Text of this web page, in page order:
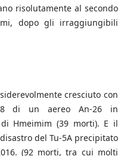
risolutamente al secondo
dopo gli irraggiungibili
cresciuto con
di un aereo An-26 in
Hmeimim (39 morti). E il
del Tu-5A precipitato
(92 morti, tra cui molti